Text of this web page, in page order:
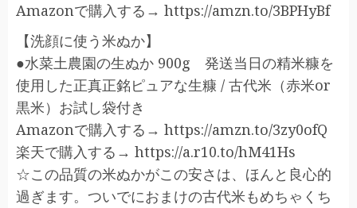
Amazonで購入する→ https://amzn.to/3BPHyBf
【洗顔に使う米ぬか】
●水菜土農園の生ぬか 900g 発送当日の精米糠を
使用した正真正銘ピュアな生糠 / 古代米（赤米or
黒米）お試し袋付き
Amazonで購入する→ https://amzn.to/3zy0ofQ
楽天で購入する→ https://a.r10.to/hM41Hs
☆この品質の米ぬかがこの安さは、ほんと良心的
過ぎます。ついでにおまけの古代米もめちゃくち